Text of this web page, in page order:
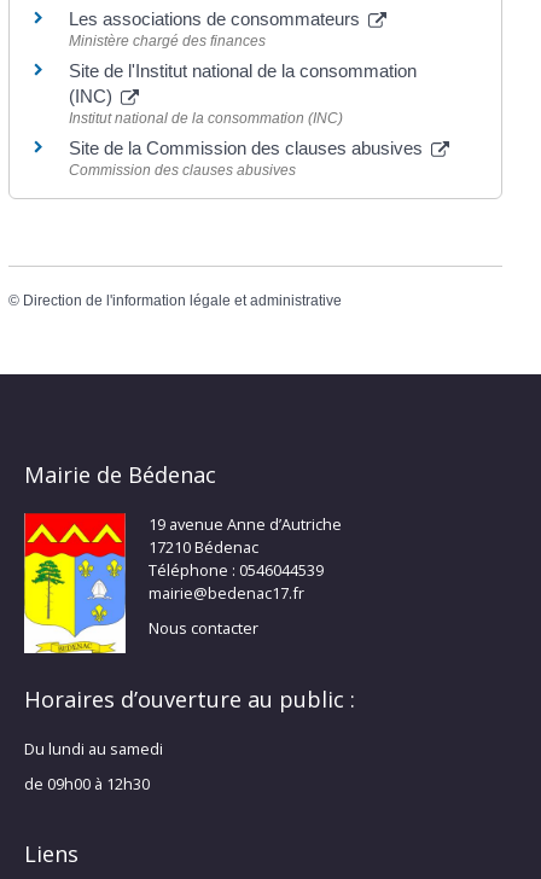
Les associations de consommateurs
Ministère chargé des finances
Site de l'Institut national de la consommation
(INC)
Institut national de la consommation (INC)
Site de la Commission des clauses abusives
Commission des clauses abusives
© Direction de l'information légale et administrative
Mairie de Bédenac
19 avenue Anne d’Autriche
17210 Bédenac
Téléphone : 0546044539
mairie@bedenac17.fr
Nous contacter
Horaires d’ouverture au public :
Du lundi au samedi
de 09h00 à 12h30
Liens